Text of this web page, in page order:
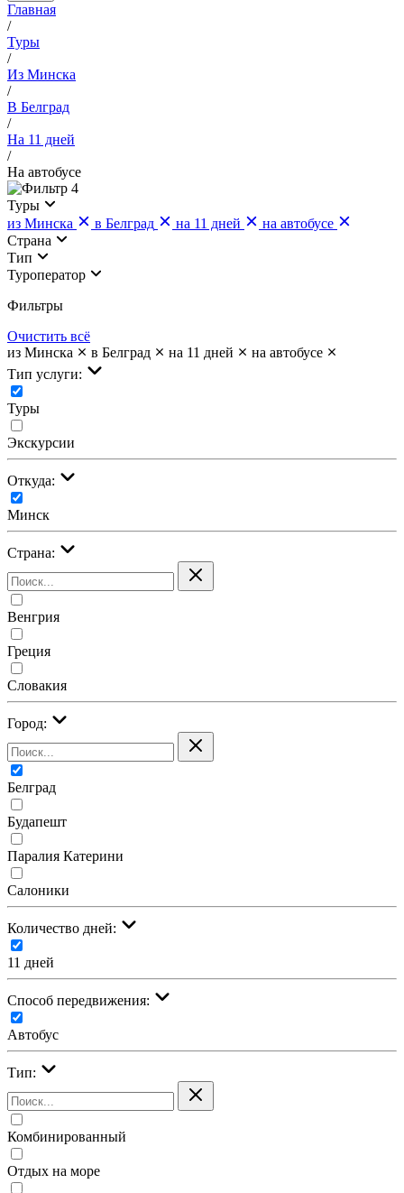
Главная
/
Туры
/
Из Минска
/
В Белград
/
На 11 дней
/
На автобусе
4
Туры
из Минска
в Белград на 11 дней
на автобусе
Страна
Тип
Туроператор
Фильтры
Очистить всё
из Минска
в Белград на 11 дней
на автобусе
Тип услуги:
Туры
Экскурсии
Откуда:
Минск
Страна:
Венгрия
Греция
Словакия
Город:
Белград
Будапешт
Паралия Катерини
Салоники
Количество дней:
11 дней
Cпособ передвижения:
Автобус
Тип:
Комбинированный
Отдых на море